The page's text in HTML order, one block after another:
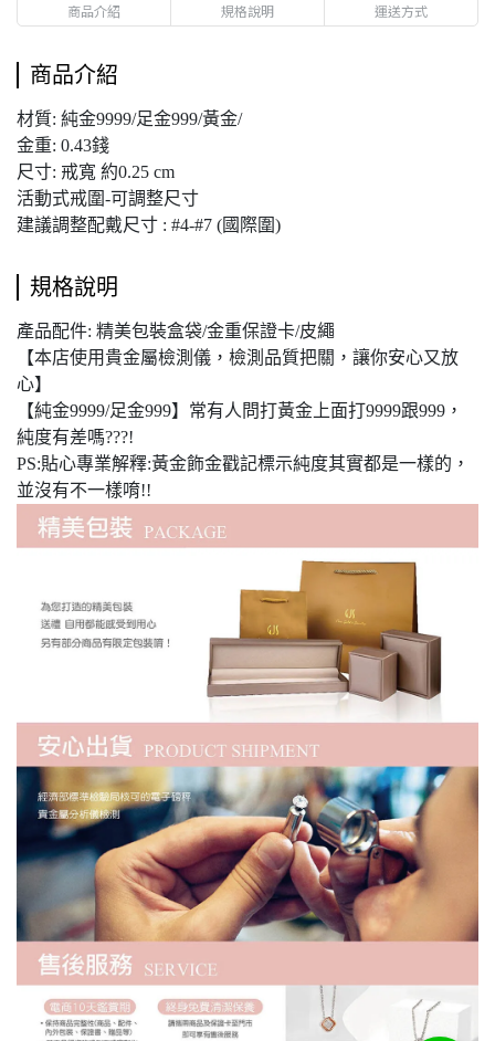
商品介紹 規格說明 運送方式
商品介紹
材質: 純金9999/足金999/黃金/
金重: 0.43錢
尺寸: 戒寬 約0.25 cm
活動式戒圍-可調整尺寸
建議調整配戴尺寸 : #4-#7 (國際圍)
規格說明
產品配件: 精美包裝盒袋/金重保證卡/皮繩
【本店使用貴金屬檢測儀，檢測品質把關，讓你安心又放
心】
【純金9999/足金999】常有人問打黃金上面打9999跟999，
純度有差嗎???!
PS:貼心專業解釋:黃金飾金戳記標示純度其實都是一樣的，
並沒有不一樣唷!!